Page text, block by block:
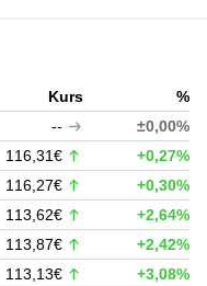
Kurs
%
--
±0,00%
116,31€
+0,27%
116,27€
+0,30%
113,62€
+2,64%
113,87€
+2,42%
113,13€
+3,08%